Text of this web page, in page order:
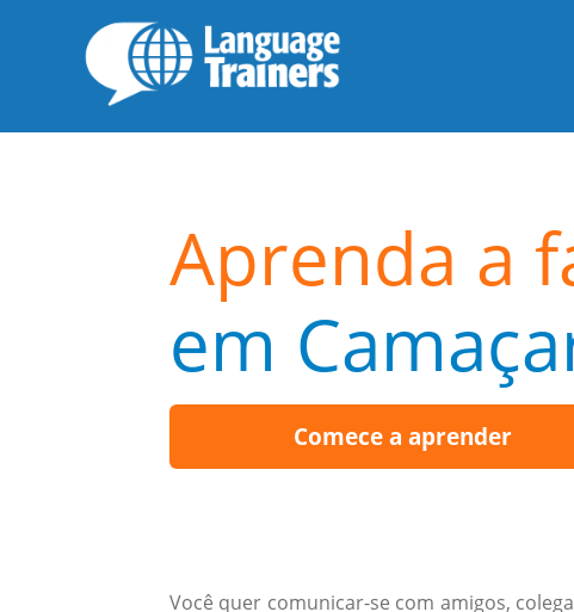
Aprenda a
em
Comece a aprender
Você quer comunicar-se com amigos,